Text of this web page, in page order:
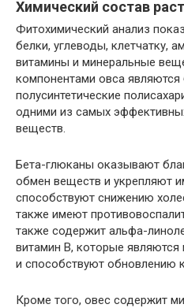
Химический состав
Фитохимический анализ
белки, углеводы, клетчатку,
витамины и минеральные
компонентами овса
полусинтетические
одними из самых
веществ.
Бета-глюканы оказывают
обмен веществ и укрепляют
способствуют снижению
также имеют
также содержит альфа-
витамин В, которые
и способствуют обновлению
Кроме того, овес содержит